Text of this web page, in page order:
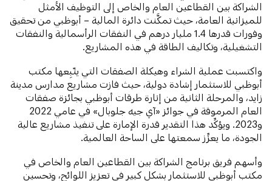
الشراكة بين القطاعين العام والخاص إلى التوظيف الأمثل
للميزانية العامة، حيث تمكَّنت دائرة المالية – أبوظبي من تحقيق
وفورات قدرها 1.4 مليار درهم في النفقات الرأسمالية والنفقات
التشغيلية، وتكاليف الطاقة في هذه المشاريع.
واكتسبت عملية الشراء وهيكلة الصفقات التي يتّبِعها مكتب
أبوظبي للاستثمار إشادة دولية، حيث فازت مشاريع مدارس مدينة
زايد، والمرحلة الثانية من إنارة طرقات أبوظبي بجائزة صفقات
العام المرموقة في جوائز «آي جيه جلوبال» في عامي 2022
و2023. ويؤكِّد هذا التقدير قدرة الإمارة على تنفيذ مشاريع عالية
الجودة، ما يعزِّز سمعتها على الساحة العالمية.
وأسهم فريق برنامج الشراكة بين القطاعين العام والخاص في
مكتب أبوظبي للاستثمار بشكل كبير في تعزيز اللوائح، وتحسين